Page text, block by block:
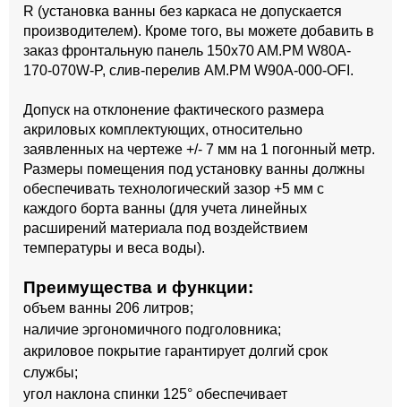
R (установка ванны без каркаса не допускается
производителем). Кроме того, вы можете добавить в
заказ фронтальную панель 150x70 AM.PM W80A-
170-070W-P, слив-перелив AM.PM W90A-000-OFI.
Допуск на отклонение фактического размера
акриловых комплектующих, относительно
заявленных на чертеже +/- 7 мм на 1 погонный метр.
Размеры помещения под установку ванны должны
обеспечивать технологический зазор +5 мм с
каждого борта ванны (для учета линейных
расширений материала под воздействием
температуры и веса воды).
Преимущества и функции:
объем ванны 206 литров;
наличие эргономичного подголовника;
акриловое покрытие гарантирует долгий срок
службы;
угол наклона спинки 125° обеспечивает